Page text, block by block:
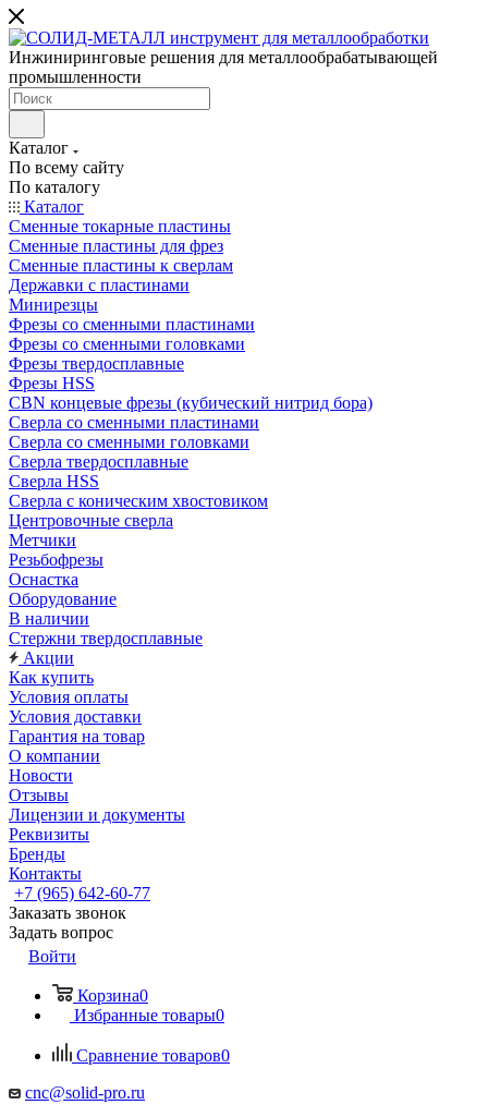
Инжиниринговые решения для металлообрабатывающей
промышленности
Каталог
По всему сайту
По каталогу
Каталог
Сменные токарные пластины
Сменные пластины для фрез
Сменные пластины к сверлам
Державки с пластинами
Минирезцы
Фрезы со сменными пластинами
Фрезы со сменными головками
Фрезы твердосплавные
Фрезы HSS
CBN концевые фрезы (кубический нитрид бора)
Сверла со сменными пластинами
Сверла со сменными головками
Сверла твердосплавные
Сверла HSS
Сверла с коническим хвостовиком
Центровочные сверла
Метчики
Резьбофрезы
Оснастка
Оборудование
В наличии
Стержни твердосплавные
Акции
Как купить
Условия оплаты
Условия доставки
Гарантия на товар
О компании
Новости
Отзывы
Лицензии и документы
Реквизиты
Бренды
Контакты
+7 (965) 642-60-77
Заказать звонок
Задать вопрос
Войти
Корзина0
Избранные товары0
Сравнение товаров0
cnc@solid-pro.ru